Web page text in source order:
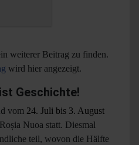
weiterer Beitrag zu finden.
wird hier angezeigt.
Geschichte!
vom 24. Juli bis 3. August
Nuoa statt. Diesmal
teil, wovon die Hälfte